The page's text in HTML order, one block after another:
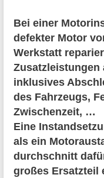
Bei einer
defekter Motor
Werkstatt
Zusatzleistungen
inklusives
des Fahrzeugs,
Zwischenzeit, …
Eine
als ein
durchschnitt
großes Ersatzteil